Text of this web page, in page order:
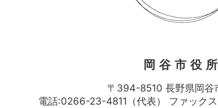
岡谷市役
〒394-8510 長野県岡谷
電話:0266-23-4811（代表） ファッ